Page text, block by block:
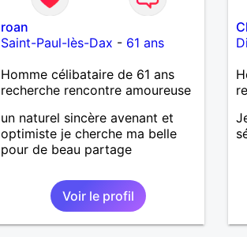
roan
Saint-Paul-lès-Dax - 61 ans
Homme célibataire de 61 ans
recherche rencontre amoureuse
un naturel sincère avenant et
optimiste je cherche ma belle
pour de beau partage
Voir le profil